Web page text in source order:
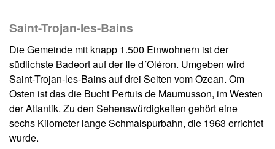
Saint-Trojan-les-Bains
Die Gemeinde mit knapp 1.500 Einwohnern ist der
südlichste Badeort auf der Ile d´Oléron. Umgeben wird
Saint-Trojan-les-Bains auf drei Seiten vom Ozean. Om
Osten ist das die Bucht Pertuis de Maumusson, im Westen
der Atlantik. Zu den Sehenswürdigkeiten gehört eine
sechs Kilometer lange Schmalspurbahn, die 1963 errichtet
wurde.